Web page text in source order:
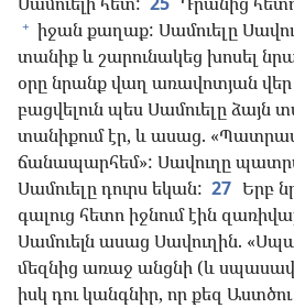
+ իջան քաղաք: Սամուելը
տանիք և շարունակեց խոսել
օրը նրանք վաղ առավոտյան վեր
բացվելուն պես Սամուելը ձայն
տանիքում էր, և ասաց.
ճանապարհեմ»: Սավուղը
Սամուելը դուրս եկան: 27 Երբ
գալուց հետո իջնում էին
Սամուելն ասաց Սավուղին.
մեզնից առաջ անցնի (և
իսկ դու կանգնիր, որ քեզ